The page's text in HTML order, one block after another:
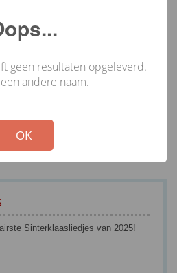
Sinterklaasliedjes van 2025!
geen resultaten opgeleverd.
andere naam.
OK